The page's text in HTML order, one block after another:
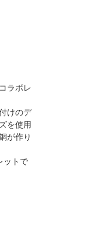
ラボレ
けのデ
を使用
が作り
ットで